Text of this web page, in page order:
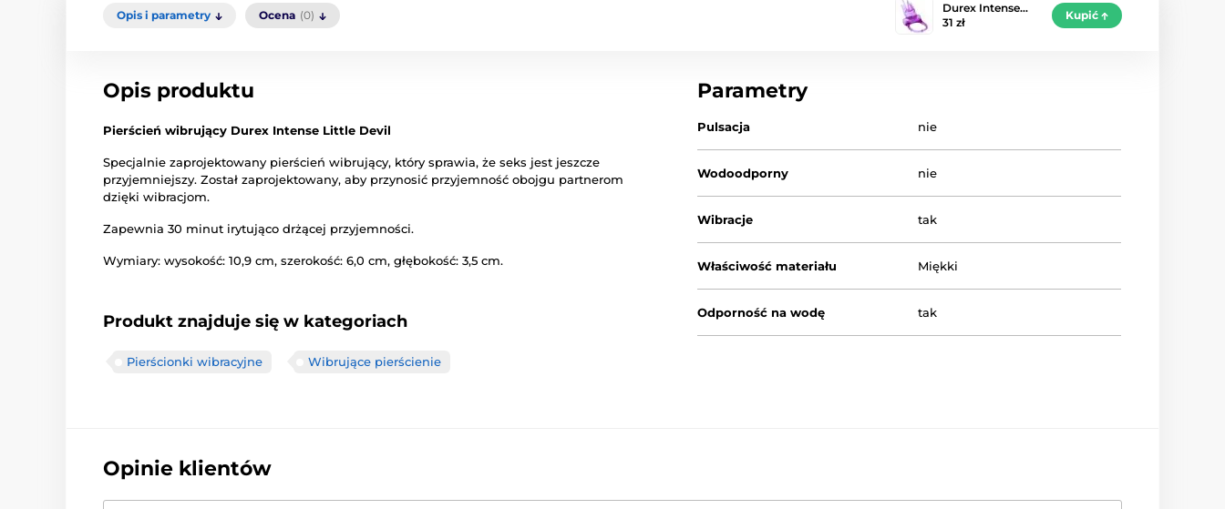
Opis i parametry Ocena (0)
Durex Intense…
31 zł
Kupić
Opis produktu
Pierścień wibrujący Durex Intense Little Devil
Specjalnie zaprojektowany pierścień wibrujący, który sprawia, że ​​seks jest jeszcze
przyjemniejszy. Został zaprojektowany, aby przynosić przyjemność obojgu partnerom
dzięki wibracjom.
Zapewnia 30 minut irytująco drżącej przyjemności.
Wymiary: wysokość: 10,9 cm, szerokość: 6,0 cm, głębokość: 3,5 cm.
Produkt znajduje się w kategoriach
Pierścionki wibracyjne Wibrujące pierścienie
Parametry
Pulsacja nie
Wodoodporny nie
Wibracje tak
Właściwość materiału Miękki
Odporność na wodę tak
Opinie klientów